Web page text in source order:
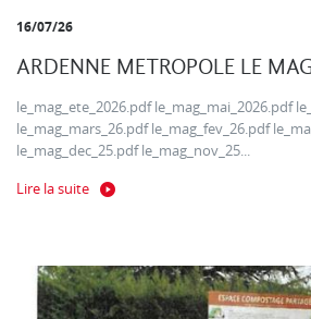
16/07/26
ARDENNE METROPOLE LE
le_mag_ete_2026.pdf le_mag_mai_2026.pdf
le_mag_mars_26.pdf le_mag_fev_26.pdf
le_mag_dec_25.pdf le_mag_nov_25...
Lire la suite